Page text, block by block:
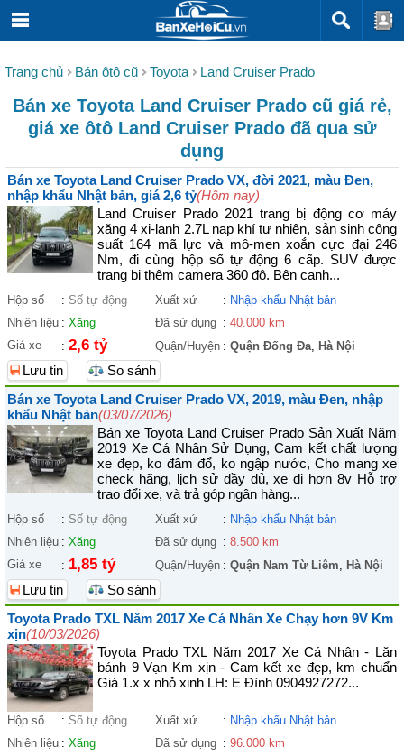
Trang chủ Bán ôtô cũ Toyota Land Cruiser Prado
Bán xe Toyota Land Cruiser Prado cũ giá rẻ,
giá xe ôtô Land Cruiser Prado đã qua sử
dụng
Bán xe Toyota Land Cruiser Prado VX, đời 2021, màu Đen,
nhập khẩu Nhật bản, giá 2,6 tỷ(Hôm nay)
Land Cruiser Prado 2021 trang bị động cơ máy
xăng 4 xi-lanh 2.7L nạp khí tự nhiên, sản sinh công
suất 164 mã lực và mô-men xoắn cực đại 246
Nm, đi cùng hộp số tự động 6 cấp. SUV được
trang bị thêm camera 360 độ. Bên cạnh...
Hộp số : Số tự động Xuất xứ : Nhập khẩu Nhật bản
Nhiên liệu : Xăng Đã sử dụng : 40.000 km
Giá xe
: 2,6 tỷ Quận/Huyện : Quận Đống Đa, Hà Nội
Lưu tin
So sánh
Bán xe Toyota Land Cruiser Prado VX, 2019, màu Đen, nhập
khẩu Nhật bản(03/07/2026)
Bán xe Toyota Land Cruiser Prado Sản Xuất Năm
2019 Xe Cá Nhân Sử Dụng, Cam kết chất lượng
xe đẹp, ko đâm đổ, ko ngập nước, Cho mang xe
check hãng, lịch sử đầy đủ, xe đi hơn 8v Hỗ trợ
trao đổi xe, và trả góp ngân hàng...
Hộp số : Số tự động Xuất xứ : Nhập khẩu Nhật bản
Nhiên liệu : Xăng Đã sử dụng : 8.500 km
Giá xe
: 1,85 tỷ Quận/Huyện : Quận Nam Từ Liêm, Hà Nội
Lưu tin
So sánh
Toyota Prado TXL Năm 2017 Xe Cá Nhân Xe Chạy hơn 9V Km
xịn(10/03/2026)
Toyota Prado TXL Năm 2017 Xe Cá Nhân - Lăn
bánh 9 Vạn Km xịn - Cam kết xe đẹp, km chuẩn
Giá 1.x x nhỏ xinh LH: E Đình 0904927272...
Hộp số : Số tự động Xuất xứ : Nhập khẩu Nhật bản
Nhiên liệu : Xăng Đã sử dụng : 96.000 km